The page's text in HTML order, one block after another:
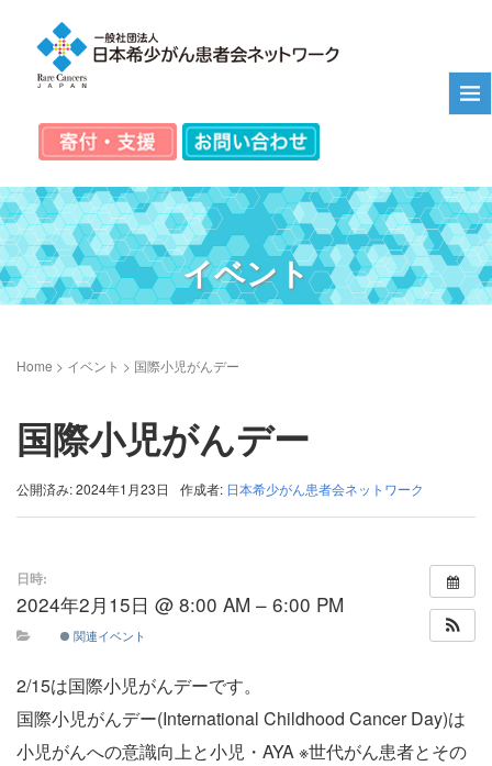
イベント
Home > イベント > 国際小児がんデー
国際小児がんデー
公開済み: 2024年1月23日 作成者: 日本希少がん患者会ネットワーク
日時:
2024年2月15日 @ 8:00 AM – 6:00 PM
関連イベント
2/15は国際小児がんデーです。
国際小児がんデー(International Childhood Cancer Day)は
小児がんへの意識向上と小児・AYA ※世代がん患者とその